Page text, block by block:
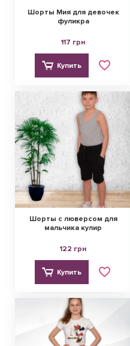
Шорты Мия для девочек
фуликра
117 грн
Купить
Шорты с люверсом для
мальчика кулир
122 грн
Купить